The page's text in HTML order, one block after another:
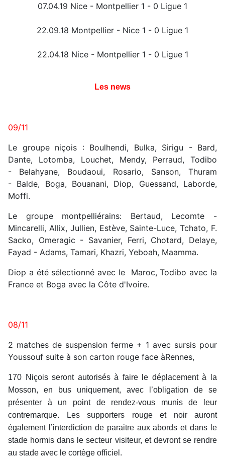
07.04.19 Nice - Montpellier 1 - 0 Ligue 1
22.09.18 Montpellier - Nice 1 - 0 Ligue 1
22.04.18 Nice - Montpellier 1 - 0 Ligue 1
Les news
09/11
Le groupe niçois : Boulhendi, Bulka, Sirigu - Bard,
Dante, Lotomba, Louchet, Mendy, Perraud, Todibo
- Belahyane, Boudaoui, Rosario, Sanson, Thuram
- Balde, Boga, Bouanani, Diop, Guessand, Laborde,
Moffi.
Le groupe montpelliérains: Bertaud, Lecomte -
Mincarelli, Allix, Jullien, Estève, Sainte-Luce, Tchato, F.
Sacko, Omeragic - Savanier, Ferri, Chotard, Delaye,
Fayad - Adams, Tamari, Khazri, Yeboah, Maamma.
Diop a été sélectionné avec le Maroc, Todibo avec la
France et Boga avec la Côte d'Ivoire.
08/11
2 matches de suspension ferme + 1 avec sursis pour
Youssouf suite à son carton rouge face àRennes,
170 Niçois seront autorisés à faire le déplacement à la
Mosson, en bus uniquement, avec l’obligation de se
présenter à un point de rendez-vous munis de leur
contremarque. Les supporters rouge et noir auront
également l’interdiction de paraitre aux abords et dans le
stade hormis dans le secteur visiteur, et devront se rendre
au stade avec le cortège officiel.